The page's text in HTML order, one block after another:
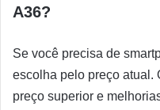
A36?
Se você precisa de
escolha pelo preço atual.
preço superior e